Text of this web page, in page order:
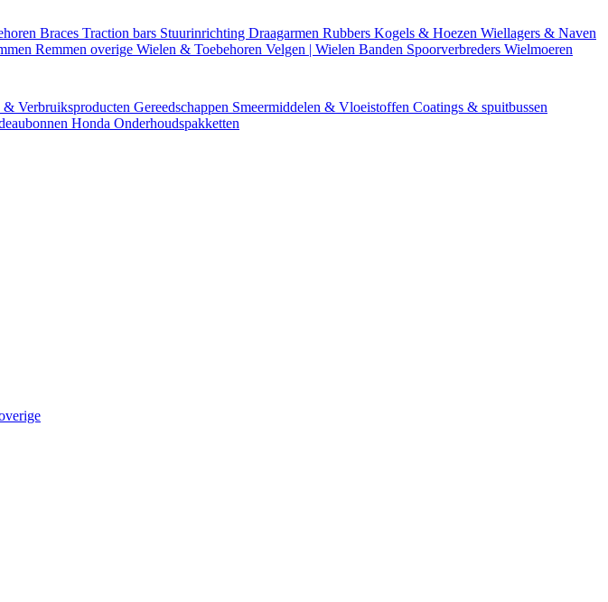
Braces Traction bars Stuurinrichting Draagarmen Rubbers Kogels & Hoezen Wiellagers & Naven
Remmen overige Wielen & Toebehoren Velgen | Wielen Banden Spoorverbreders Wielmoeren
& Verbruiksproducten Gereedschappen Smeermiddelen & Vloeistoffen Coatings & spuitbussen
Honda Onderhoudspakketten